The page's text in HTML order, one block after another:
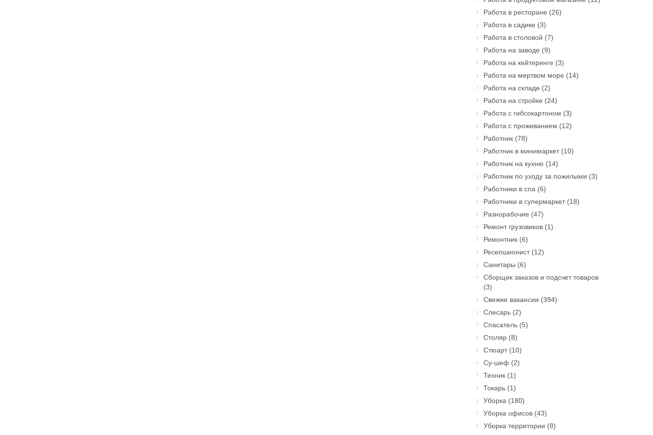
Работа в ресторане (26)
Работа в садике (3)
Работа в столовой (7)
Работа на заводе (9)
Работа на кейтеринге (3)
Работа на мертвом море (14)
Работа на складе (2)
Работа на стройке (24)
Работа с гибсокартоном (3)
Работа с проживанием (12)
Работник(78)
Работник в минимаркет(10)
Работник на кухню (14)
Работник по уходу за пожилыми (3)
Работники в спа (6)
Работники в супермаркет(18)
Разнорабочие (47)
Ремонт грузовиков(1)
Ремонтник(6)
Ресепшионист(12)
Санитары (6)
Сборщик заказов и подсчет товаров
(3)
Свежие вакансии (394)
Слесарь(2)
Спасатель(5)
Столяр(8)
Стюарт(10)
Су-шеф (2)
Техник(1)
Токарь(1)
Уборка (180)
Уборка офисов(43)
Уборка территории (8)